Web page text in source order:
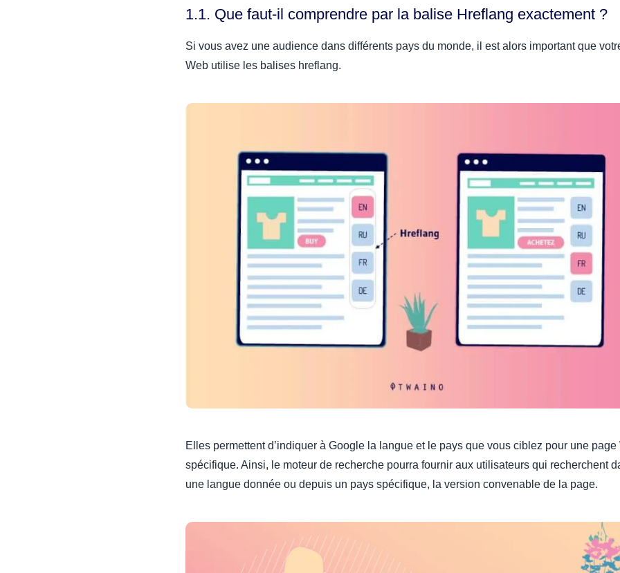
1.1. Que faut-il comprendre par la balise Hreflang exactement ?
Si vous avez une audience dans différents pays du monde, il est alors important que
Web utilise les balises hreflang.
Elles permettent d’indiquer à Google la langue et le pays que vous ciblez pour une page
spécifique. Ainsi, le moteur de recherche pourra fournir aux utilisateurs qui recherchent
une langue donnée ou depuis un pays spécifique, la version convenable de la page.